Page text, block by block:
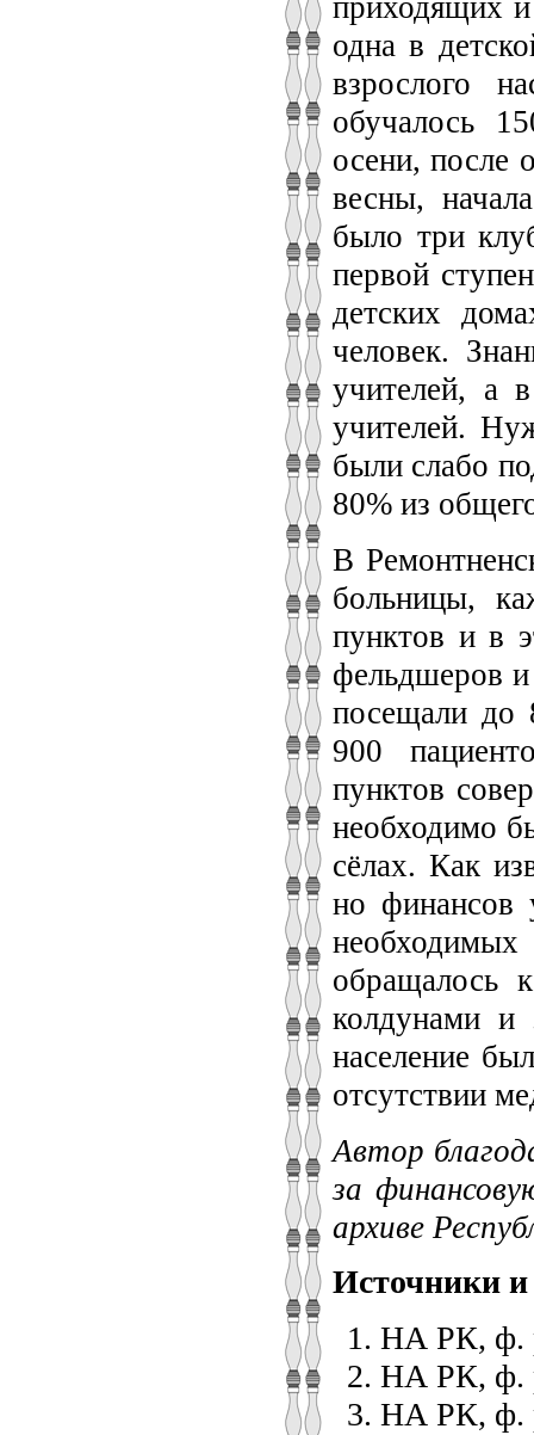
приходящих и
одна в
взрослого
обучалось
осени, после
весны,
было три
первой
детских
человек.
учителей, а
учителей.
были слабо
80% из
В
больницы,
пунктов и в
фельдшеров
посещали до
900
пунктов
необходимо
сёлах. Как
но финансов
обращалось
колдунами и
население
отсутствии
Автор
за
архиве
Источники и
НА РК, ф.
НА РК, ф.
НА РК, ф.